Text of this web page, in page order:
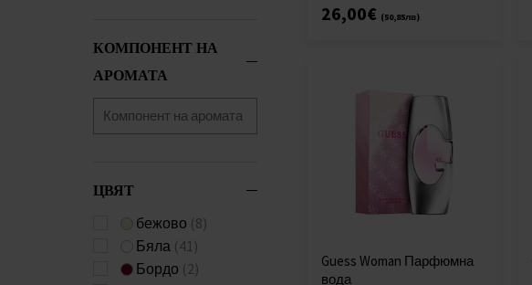
Devotion(2)
Dream(1)
Dress(88)
Elliot
Emblem(2)
Emmett (1)
Emperor (1)
КОМПОНЕНТ НА
АРОМАТА
ЦВЯТ
бежово (8)
Бяла (41)
Бордо (2)
26,00€ (50,85лв)
Guess Woman Парфюмна
вода